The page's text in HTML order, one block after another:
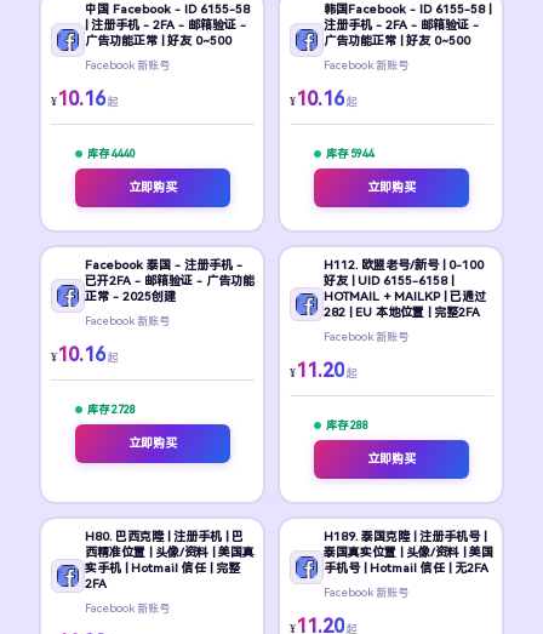
中国 Facebook - ID 6155-58
| 注册手机 - 2FA - 邮箱验证 -
广告功能正常 | 好友 0~500
Facebook 新账号
¥10.16 起
库存 4440
立即购买
韩国Facebook - ID 6155-58 |
注册手机 - 2FA - 邮箱验证 -
广告功能正常 | 好友 0~500
Facebook 新账号
¥10.16 起
库存 5944
立即购买
Facebook 泰国 - 注册手机 -
已开2FA - 邮箱验证 - 广告功能
正常 - 2025创建
Facebook 新账号
¥10.16 起
库存 2728
立即购买
H112. 欧盟老号/新号 | 0-100
好友 | UID 6155-6158 |
HOTMAIL + MAILKP | 已通过
282 | EU 本地位置 | 完整2FA
Facebook 新账号
¥11.20 起
库存 288
立即购买
H80. 巴西克隆 | 注册手机 | 巴
西精准位置 | 头像/资料 | 美国真
实手机 | Hotmail 信任 | 完整
2FA
Facebook 新账号
H189. 泰国克隆 | 注册手机号 |
泰国真实位置 | 头像/资料 | 美国
手机号 | Hotmail 信任 | 无2FA
Facebook 新账号
¥11.20 起